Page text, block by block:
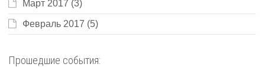
Март 2017 (3)
Февраль 2017 (5)
Прошедшие события: